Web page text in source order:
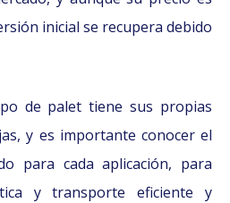
inicial se recupera debido
de palet tiene sus propias
y es importante conocer el
para cada aplicación, para
y transporte eficiente y